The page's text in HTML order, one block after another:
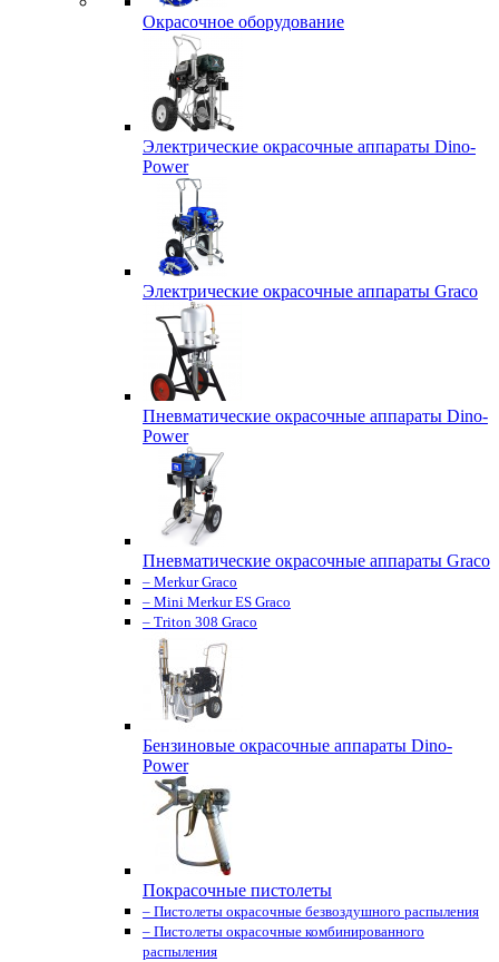
Окрасочное оборудование
Электрические окрасочные аппараты Dino-
Power
Электрические окрасочные аппараты Graco
Пневматические окрасочные аппараты Dino-
Power
Пневматические окрасочные аппараты Graco
– Merkur Graco
– Mini Merkur ES Graco
– Triton 308 Graco
Бензиновые окрасочные аппараты Dino-
Power
Покрасочные пистолеты
– Пистолеты окрасочные безвоздушного распыления
– Пистолеты окрасочные комбинированного
распыления